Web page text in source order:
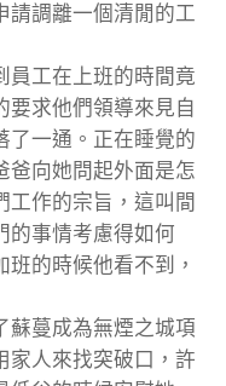
請調離一個清閒的工
工在上班的時間竟
要求他們領導來見自
了一通。正在睡覺的
爸向她問起外面是怎
工作的宗旨，這叫間
的事情考慮得如何
的時候他看不到，
蔓成為無煙之城項
家人來找突破口，許